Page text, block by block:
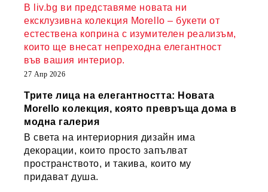
В liv.bg ви представяме новата ни
ексклузивна колекция Morello – букети от
естествена коприна с изумителен реализъм,
които ще внесат непреходна елегантност
във вашия интериор.
27 Апр 2026
Трите лица на елегантността: Новата
Morello колекция, която превръща дома в
модна галерия
В света на интериорния дизайн има
декорации, които просто запълват
пространството, и такива, които му
придават душа.